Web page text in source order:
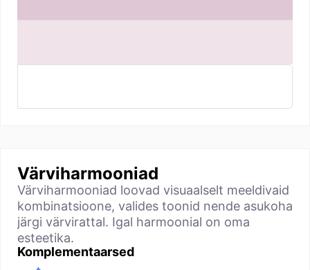
Värviharmooniad
Värviharmooniad loovad visuaalselt meeldivaid
kombinatsioone, valides toonid nende asukoha
järgi värvirattal. Igal harmoonial on oma
esteetika.
Komplementaarsed